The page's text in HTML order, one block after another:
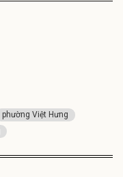
phường Việt Hưng